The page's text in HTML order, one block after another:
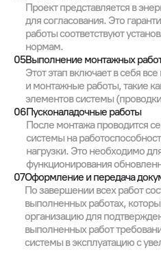
Проект представляется в
для согласования. Это
работы соответствуют
нормам.
05Выполнение монтажных
Этот этап включает в себя
и монтажные работы, такие
элементов системы
06Пусконаладочные работы
После монтажа проводится
системы на
нагрузки. Это необходимо
функционирования
07Оформление и передача
По завершении всех работ
выполненных работах,
организацию для
выполненных работ
системы в эксплуатацию с